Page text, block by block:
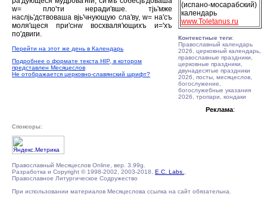
w= пло'ти неради'вше. тjь'мже
наслjь'дствоваша вjь'чнующую сла'ву, w= на'съ
моля'щеся при'снw восхваля'ющихъ и='хъ
по'двиги.
Перейти на этот же день в Календарь
Подробнее о формате текста HIP, в котором
представлен Месяцеслов
Не отображается церковно-славянский шрифт?
(испано-мосарабский)
календарь
www.Toletanus.ru
Контекстные теги:
Православный календарь
2026, церковный календарь,
православные праздники,
церковные праздники,
двунадесятые праздники
2026, посты, месяцеслов,
богослужение,
богослужебные указания
2026, тропари, кондаки
Реклама:
Спонсоры:
Православный Месяцеслов Online, вер. 3.99g.
Разработка и Copyright © 1998-2002, 2003-2018, E.C. Labs.
Православное Литургическое Содружество
При использовании материалов Месяцеслова ссылка на сайт обязательна.